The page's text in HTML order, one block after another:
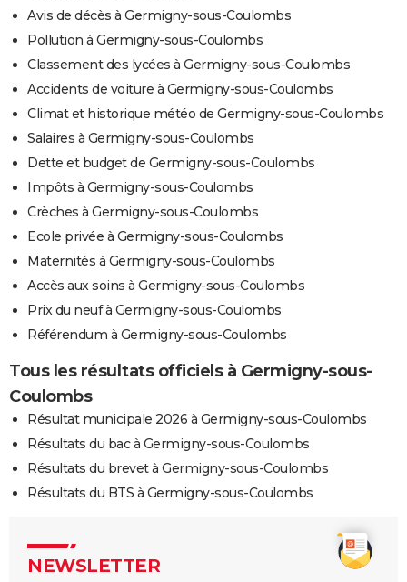
Avis de décès à Germigny-sous-Coulombs
Pollution à Germigny-sous-Coulombs
Classement des lycées à Germigny-sous-Coulombs
Accidents de voiture à Germigny-sous-Coulombs
Climat et historique météo de Germigny-sous-Coulombs
Salaires à Germigny-sous-Coulombs
Dette et budget de Germigny-sous-Coulombs
Impôts à Germigny-sous-Coulombs
Crèches à Germigny-sous-Coulombs
Ecole privée à Germigny-sous-Coulombs
Maternités à Germigny-sous-Coulombs
Accès aux soins à Germigny-sous-Coulombs
Prix du neuf à Germigny-sous-Coulombs
Référendum à Germigny-sous-Coulombs
Tous les résultats officiels à Germigny-sous-
Coulombs
Résultat municipale 2026 à Germigny-sous-Coulombs
Résultats du bac à Germigny-sous-Coulombs
Résultats du brevet à Germigny-sous-Coulombs
Résultats du BTS à Germigny-sous-Coulombs
NEWSLETTER